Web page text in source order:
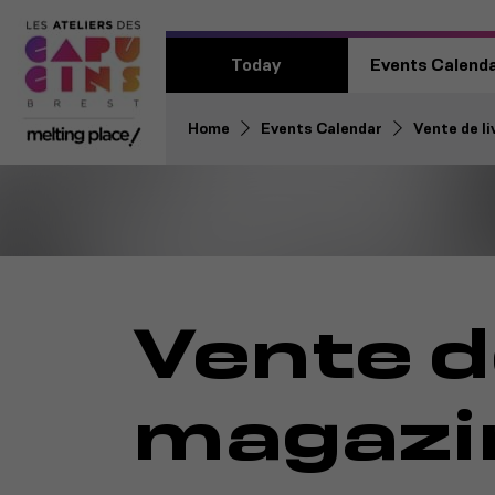
Today Events
Home Events Calendar Vente de
Vente